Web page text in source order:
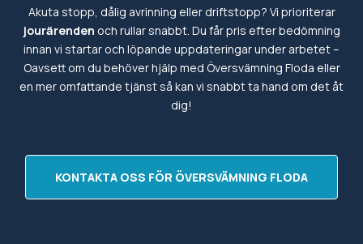
Akuta stopp, dålig avrinning eller driftstopp? Vi prioriterar
jourärenden och rullar snabbt. Du får pris efter bedömning
innan vi startar och löpande uppdateringar under arbetet –
Oavsett om du behöver hjälp med Översvämning Floda eller
en mer omfattande tjänst så kan vi snabbt ta hand om det åt
dig!
KONTAKTA OSS FÖR ÖVERSVÄMNING FLODA